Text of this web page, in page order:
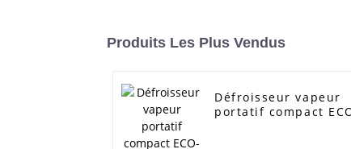
Produits Les Plus Vendus
Défroisseur vapeur
portatif compact